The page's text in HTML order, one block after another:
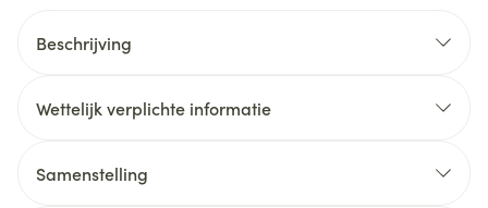
Beschrijving
Absorbeert vetten en suikers.
Wettelijk verplichte informatie
Samenstelling